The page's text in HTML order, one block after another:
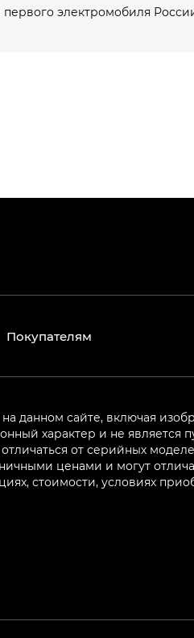
электромобиля
Покупателям
данном сайте, включая
характер и не является
от серийных
ценами и могут
стоимости, условиях